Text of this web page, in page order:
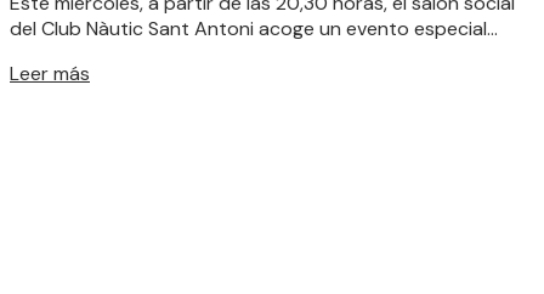
del Club Nàutic Sant Antoni acoge un evento especial...
Leer más